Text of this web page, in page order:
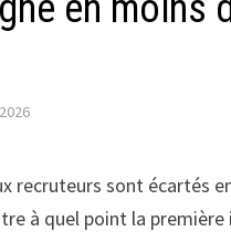
en
recruteurs sont écartés
à quel point la